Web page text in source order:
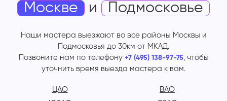
Москве
и Подмосковье
Наши мастера выезжают во все районы Москвы и
Подмосковья до 30км от МКАД.
Позвоните нам по телефону +7 (495) 138-97-75, чтобы
уточнить время выезда мастера к вам.
ЦАО
ВАО